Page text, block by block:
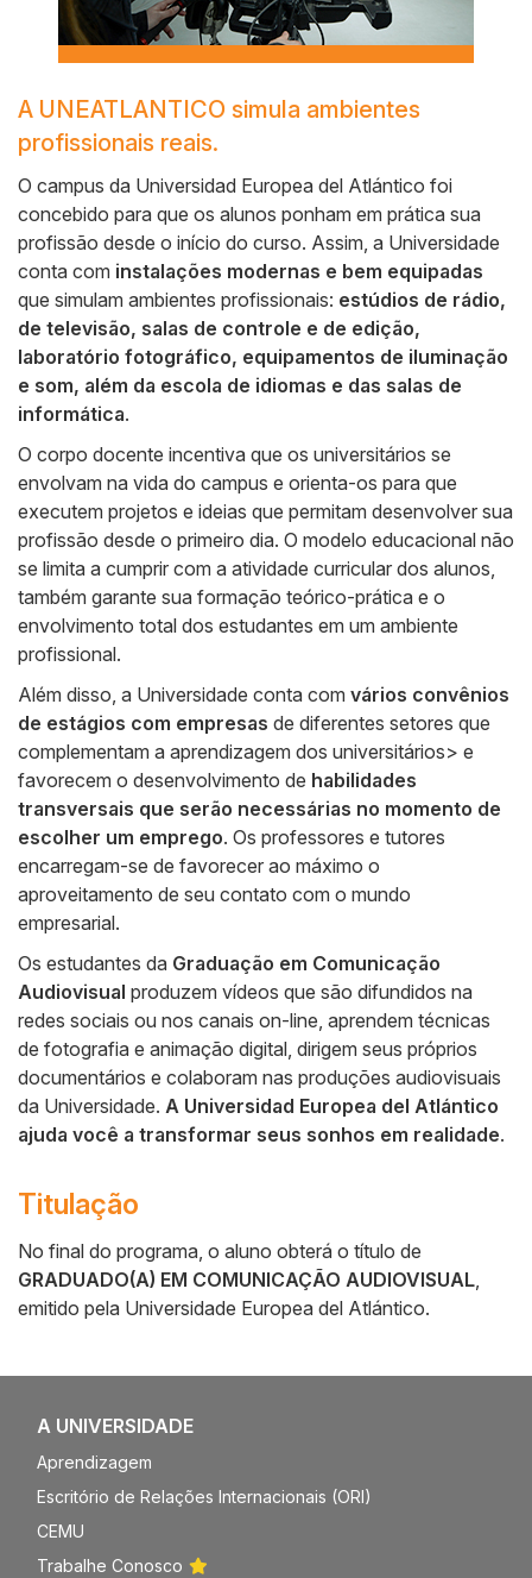
Cuerpo
A UNEATLANTICO simula ambientes
profissionais reais.
O campus da Universidad Europea del Atlántico foi
concebido para que os alunos ponham em prática sua
profissão desde o início do curso. Assim, a Universidade
conta com instalações modernas e bem equipadas
que simulam ambientes profissionais: estúdios de rádio,
de televisão, salas de controle e de edição,
laboratório fotográfico, equipamentos de iluminação
e som, além da escola de idiomas e das salas de
informática.
O corpo docente incentiva que os universitários se
envolvam na vida do campus e orienta-os para que
executem projetos e ideias que permitam desenvolver sua
profissão desde o primeiro dia. O modelo educacional não
se limita a cumprir com a atividade curricular dos alunos,
também garante sua formação teórico-prática e o
envolvimento total dos estudantes em um ambiente
profissional.
Além disso, a Universidade conta com vários convênios
de estágios com empresas de diferentes setores que
complementam a aprendizagem dos universitários> e
favorecem o desenvolvimento de habilidades
transversais que serão necessárias no momento de
escolher um emprego. Os professores e tutores
encarregam-se de favorecer ao máximo o
aproveitamento de seu contato com o mundo
empresarial.
Os estudantes da Graduação em Comunicação
Audiovisual produzem vídeos que são difundidos na
redes sociais ou nos canais on-line, aprendem técnicas
de fotografia e animação digital, dirigem seus próprios
documentários e colaboram nas produções audiovisuais
da Universidade. A Universidad Europea del Atlántico
ajuda você a transformar seus sonhos em realidade.
Titulação
No final do programa, o aluno obterá o título de
GRADUADO(A) EM COMUNICAÇÃO AUDIOVISUAL,
emitido pela Universidade Europea del Atlántico.
A UNIVERSIDADE
Aprendizagem
Escritório de Relações Internacionais (ORI)
CEMU
Trabalhe Conosco